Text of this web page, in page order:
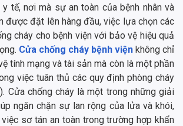
tế, nơi mà sự an toàn của bệnh nhân và
được đặt lên hàng đầu, việc lựa chọn các
cháy cho bệnh viện với bảo vệ hiệu quả
Cửa chống cháy bệnh viện không chỉ
tính mạng và tài sản mà còn là một phần
việc tuân thủ các quy định phòng cháy
Cửa chống cháy là một trong những giải
ngăn chặn sự lan rộng của lửa và khói,
sơ tán an toàn trong trường hợp khẩn